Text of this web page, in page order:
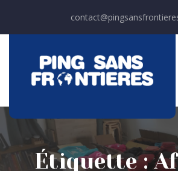
Étiquette :